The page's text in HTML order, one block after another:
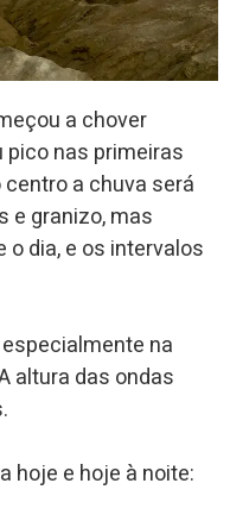
a chover
nas primeiras
a chuva será
e granizo, mas
dia, e os intervalos
na
altura das ondas
hoje e hoje à noite: